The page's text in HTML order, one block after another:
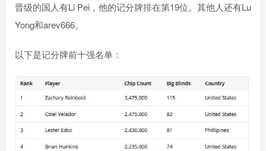
晋级的国人有Li Pei，他的记分牌排在第19位。其他人还有Lu
Yong和arev666。
以下是记分牌前十强名单：